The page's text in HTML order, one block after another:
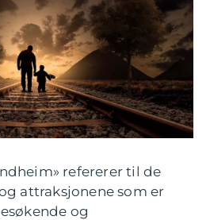
refererer til de
attraksjonene som er
og